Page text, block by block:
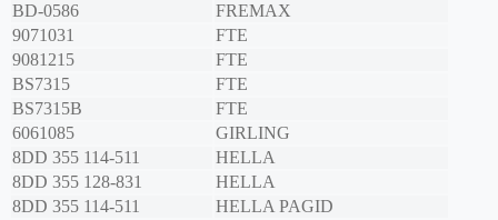
BD-0586
FREMAX
9071031
FTE
9081215
FTE
BS7315
FTE
BS7315B
FTE
6061085
GIRLING
8DD 355 114-511
HELLA
8DD 355 128-831
HELLA
8DD 355 114-511
HELLA PAGID